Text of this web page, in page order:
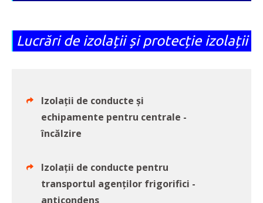
Lucrări de izolații și protecție izolații
Izolații de conducte și
echipamente pentru centrale -
încălzire
Izolații de conducte pentru
transportul agenților frigorifici -
anticondens